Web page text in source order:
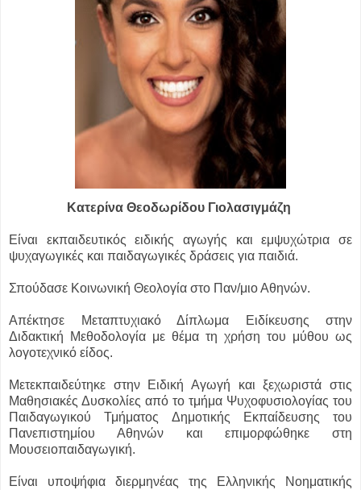
Κατερίνα Θεοδωρίδου Γιολασιγμάζη
Είναι εκπαιδευτικός ειδικής αγωγής και εμψυχώτρια σε
ψυχαγωγικές και παιδαγωγικές δράσεις για παιδιά.
Σπούδασε Κοινωνική Θεολογία στο Παν/μιο Αθηνών.
Απέκτησε Μεταπτυχιακό Δίπλωμα Ειδίκευσης στην
Διδακτική Μεθοδολογία με θέμα τη χρήση του μύθου ως
λογοτεχνικό είδος.
Μετεκπαιδεύτηκε στην Ειδική Αγωγή και ξεχωριστά στις
Μαθησιακές Δυσκολίες από το τμήμα Ψυχοφυσιολογίας του
Παιδαγωγικού Τμήματος Δημοτικής Εκπαίδευσης του
Πανεπιστημίου Αθηνών και επιμορφώθηκε στη
Μουσειοπαιδαγωγική.
Είναι υποψήφια διερμηνέας της Ελληνικής Νοηματικής